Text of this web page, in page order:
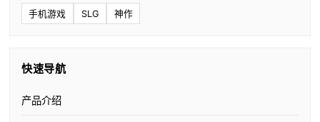
手机游戏 SLG 神作
快速导航
产品介绍